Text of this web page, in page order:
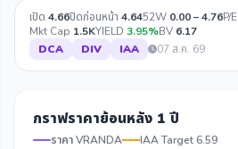
เปิด 4.66ปิดก่อนหน้า 4.6452W 0.00 – 4.76P/E
Mkt Cap 1.5KYIELD 3.95%BV 6.17
DCA
DIV IAA 07 ส.ค. 69
กราฟราคาย้อนหลัง 1 ปี
ราคา VRANDA IAA Target 6.59